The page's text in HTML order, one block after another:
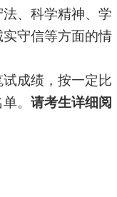
、科学精神、学
守信等方面的情
成绩，按一定比
单。请考生详细阅